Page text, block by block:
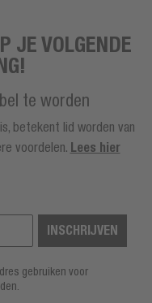
JE VOLGENDE
te worden
betekent lid worden van
voordelen. Lees hier
INSCHRIJVEN
gebruiken voor